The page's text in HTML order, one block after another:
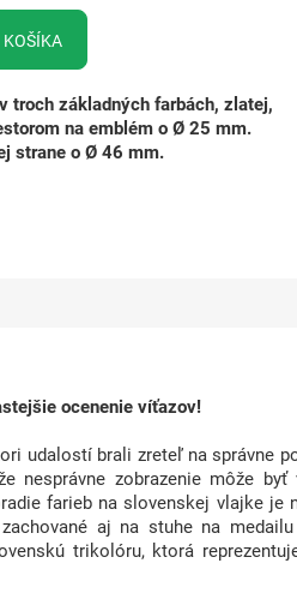
KOŠÍKA
troch základných farbách, zlatej,
na emblém o Ø 25 mm.
strane o Ø 46 mm.
ocenenie víťazov!
udalostí brali zreteľ na správne
nesprávne zobrazenie môže
farieb na slovenskej vlajke je
aj na stuhe na
trikolóru, ktorá